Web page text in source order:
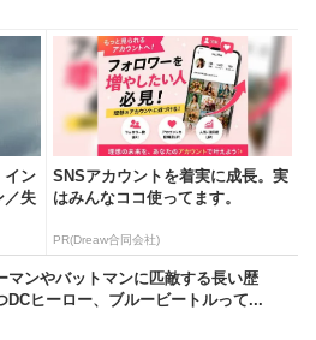
イン
／失
SNSアカウントを着実に成長。実
はみんなココ使ってます。
PR(Dreaw合同会社)
マンやバットマンに匹敵する長い歴
DCヒーロー、ブルービートルって...